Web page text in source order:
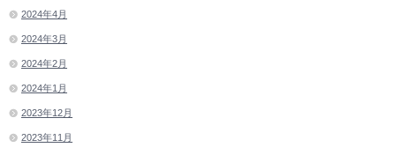
2024年4月
2024年3月
2024年2月
2024年1月
2023年12月
2023年11月